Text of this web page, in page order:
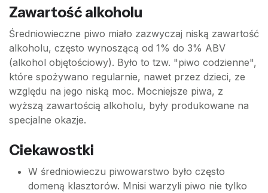
Zawartość alkoholu
Średniowieczne piwo miało zazwyczaj niską zawartość
alkoholu, często wynoszącą od 1% do 3% ABV
(alkohol objętościowy). Było to tzw. "piwo codzienne",
które spożywano regularnie, nawet przez dzieci, ze
względu na jego niską moc. Mocniejsze piwa, z
wyższą zawartością alkoholu, były produkowane na
specjalne okazje.
Ciekawostki
W średniowieczu piwowarstwo było często
domeną klasztorów. Mnisi warzyli piwo nie tylko